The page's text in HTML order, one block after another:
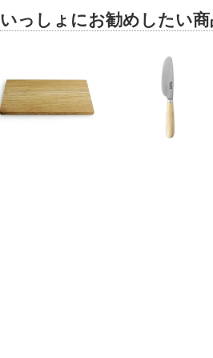
いっしょにお勧めしたい商